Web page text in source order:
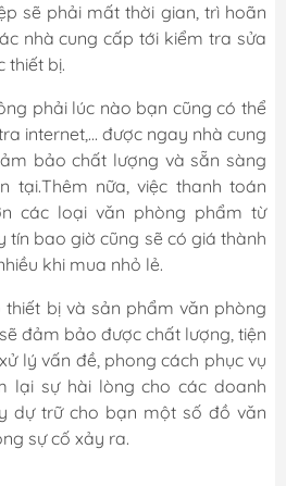
sẽ phải mất thời gian, trì hoãn
nhà cung cấp tới kiểm tra sửa
thiết bị.
phải lúc nào bạn cũng có thể
internet,... được ngay nhà cung
bảo chất lượng và sẵn sàng
tại.Thêm nữa, việc thanh toán
các loại văn phòng phẩm từ
tín bao giờ cũng sẽ có giá thành
khi mua nhỏ lẻ.
bị và sản phẩm văn phòng
đảm bảo được chất lượng, tiện
lý vấn đề, phong cách phục vụ
lại sự hài lòng cho các doanh
dự trữ cho bạn một số đồ văn
sự cố xảy ra.